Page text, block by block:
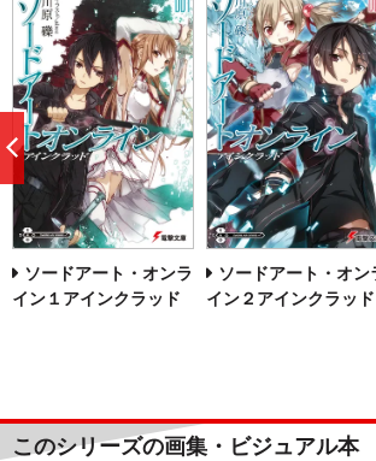
ソードアート・オンラ
イン１アインクラッド
ソードアート・オン
イン２アインクラッド
このシリーズの画集・ビジュアル本